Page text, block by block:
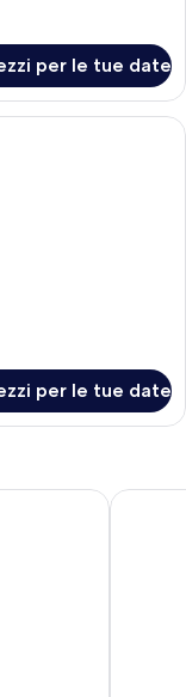
per le tue date
letto moderna con un
per le tue date
Hotel